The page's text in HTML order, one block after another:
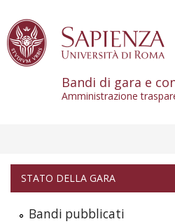
Bandi di gara e
Amministrazione
STATO DELLA GARA
Bandi pubblicati